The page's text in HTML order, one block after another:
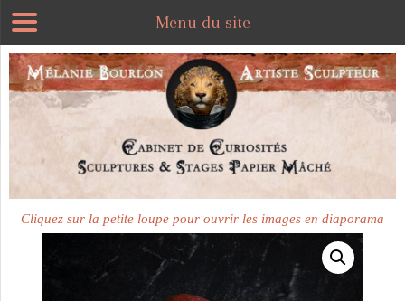
Cliquez sur la petite loupe pour ouvrir les images en diaporama
Menu du site